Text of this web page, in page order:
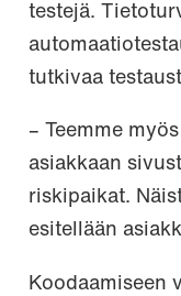
testejä.
tutkivaa
– Teemme
asiakkaan
riskipaikat.
esitellään
Koodaamiseen